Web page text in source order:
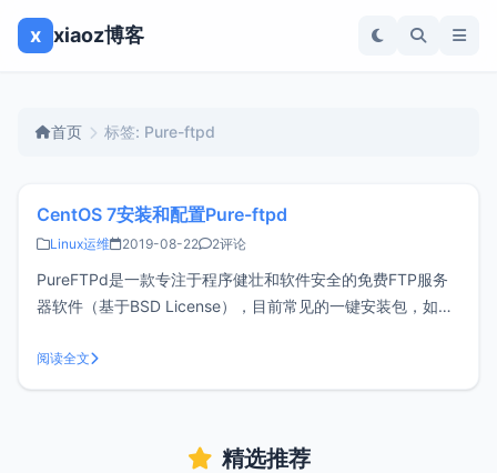
x xiaoz博客
首页 标签: Pure-ftpd
CentOS 7安装和配置Pure-ftpd
Linux运维 2019-08-22 2评论
PureFTPd是一款专注于程序健壮和软件安全的免费FTP服务
器软件（基于BSD License），目前常见的一键安装包，如
务，可见PureFTPd是一款非常流行的FTP服务软件。有些时
候我们不需要过多的集成环境，就想简简单
阅读全文
精选推荐